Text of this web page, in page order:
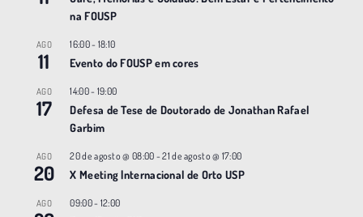
na FOUSP
AGO
11
16:00- 18:10
Evento do FOUSP em cores
AGO
17
14:00- 19:00
Defesa de Tese de Doutorado de Jonathan Rafael
Garbim
AGO
20
20 de agosto @ 08:00 -21 de agosto @ 17:00
X Meeting |nternacional de Orto USP
AGO 09:00- 12:00